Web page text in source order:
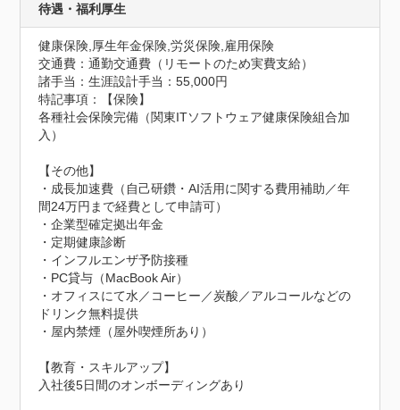
待遇・福利厚生
健康保険,厚生年金保険,労災保険,雇用保険
交通費：通勤交通費（リモートのため実費支給）
諸手当：生涯設計手当：55,000円
特記事項：【保険】
各種社会保険完備（関東ITソフトウェア健康保険組合加
入）
【その他】
・成長加速費（自己研鑽・AI活用に関する費用補助／年
間24万円まで経費として申請可）
・企業型確定拠出年金
・定期健康診断
・インフルエンザ予防接種
・PC貸与（MacBook Air）
・オフィスにて水／コーヒー／炭酸／アルコールなどの
ドリンク無料提供
・屋内禁煙（屋外喫煙所あり）
【教育・スキルアップ】
入社後5日間のオンボーディングあり